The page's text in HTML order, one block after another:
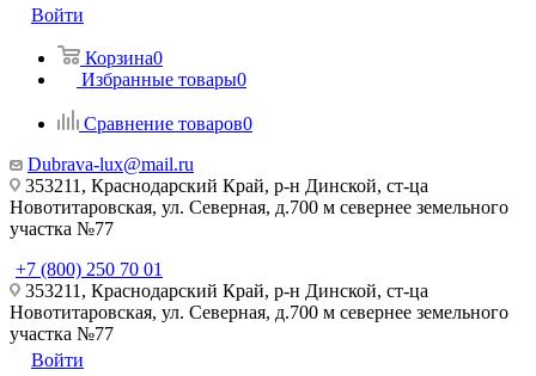
Войти
Корзина0
Избранные товары0
Сравнение товаров0
Dubrava-lux@mail.ru
353211, Краснодарский Край, р-н Динской, ст-ца
Новотитаровская, ул. Северная, д.700 м севернее земельного
участка №77
+7 (800) 250 70 01
353211, Краснодарский Край, р-н Динской, ст-ца
Новотитаровская, ул. Северная, д.700 м севернее земельного
участка №77
Войти